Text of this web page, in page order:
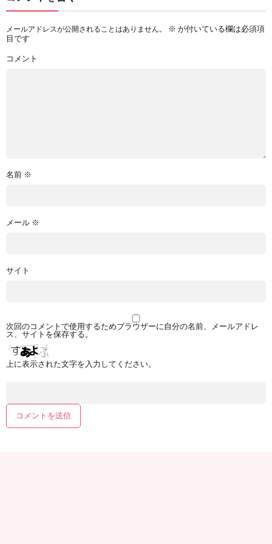
メールアドレスが公開されることはありません。 ※ が付いている欄は必須項
目です
コメント
名前 ※
メール ※
サイト
次回のコメントで使用するためブラウザーに自分の名前、メールアドレ
ス、サイトを保存する。
上に表示された文字を入力してください。